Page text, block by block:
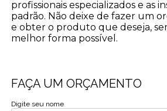
profissionais especializados e as
padrão. Não deixe de fazer um
e obter o produto que deseja,
melhor forma possível.
FAÇA UM ORÇAMENTO
Digite seu nome